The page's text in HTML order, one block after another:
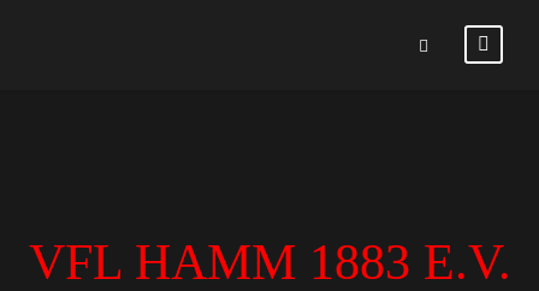
VFL HAMM 1883 E.V.